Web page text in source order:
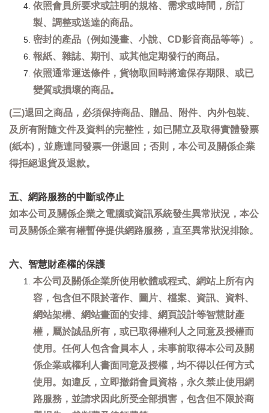
依照會員所要求或註明的規格、需求或時間，所訂
製、調整或送達的商品。
密封的產品（例如漫畫、小說、CD影音商品等等）。
報紙、雜誌、期刊、或其他定期發行的商品。
依照通常運送條件，貨物取回時將逾保存期限、或已
變質或損壞的商品。
(三)退回之商品，必須保持商品、贈品、附件、內外包裝、
及所有附隨文件及資料的完整性，如已開立及取得實體發票
(紙本)，並應連同發票一併退回；否則，本公司及關係企業
得拒絕退貨及退款。
五、網路服務的中斷或停止
如本公司及關係企業之電腦或資訊系統發生異常狀況，本公
司及關係企業有權暫停提供網路服務，直至異常狀況排除。
六、智慧財產權的保護
本公司及關係企業所使用軟體或程式、網站上所有內
容，包含但不限於著作、圖片、檔案、資訊、資料、
網站架構、網站畫面的安排、網頁設計等智慧財產
權，屬於誠品所有，或已取得權利人之同意及授權而
使用。任何人包含會員本人，未事前取得本公司及關
係企業或權利人書面同意及授權，均不得以任何方式
使用。如違反，立即撤銷會員資格，永久禁止使用網
路服務，並請求因此所受全部損害，包含但不限於商